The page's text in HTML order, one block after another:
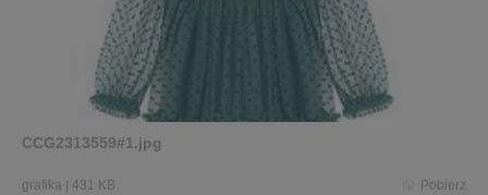
CCG2313559#1.jpg
grafika 431 KB Pobierz